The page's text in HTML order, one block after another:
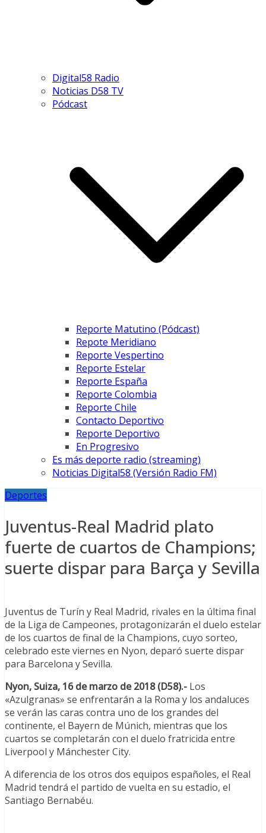
Digital58 Radio
Noticias D58 TV
Pódcast
Reporte Matutino (Pódcast)
Repote Meridiano
Reporte Vespertino
Reporte Estelar
Reporte España
Reporte Colombia
Reporte Chile
Contacto Deportivo
Reporte Deportivo
En Progresivo
Es más deporte radio (streaming)
Noticias Digital58 (Versión Radio FM)
Deportes
Juventus-Real Madrid plato
fuerte de cuartos de Champions;
suerte dispar para Barça y Sevilla
Juventus de Turín y Real Madrid, rivales en la última final
de la Liga de Campeones, protagonizarán el duelo estelar
de los cuartos de final de la Champions, cuyo sorteo,
celebrado este viernes en Nyon, deparó suerte dispar
para Barcelona y Sevilla.
Nyon, Suiza, 16 de marzo de 2018 (D58).- Los
«Azulgranas» se enfrentarán a la Roma y los andaluces
se verán las caras contra uno de los grandes del
continente, el Bayern de Múnich, mientras que los
cuartos se completarán con el duelo fratricida entre
Liverpool y Mánchester City.
A diferencia de los otros dos equipos españoles, el Real
Madrid tendrá el partido de vuelta en su estadio, el
Santiago Bernabéu.